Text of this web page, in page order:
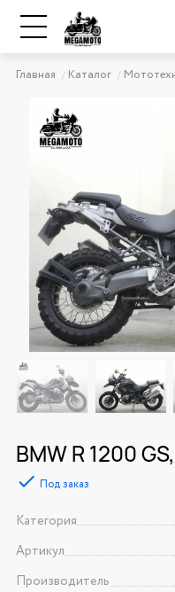
Главная Каталог
BMW R 1200
Под заказ
Категория
Артикул
Производитель